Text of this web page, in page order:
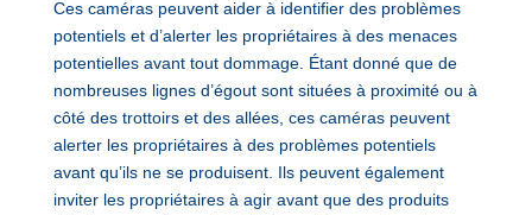
Ces caméras peuvent aider à identifier des problèmes
potentiels et d’alerter les propriétaires à des menaces
potentielles avant tout dommage. Étant donné que de
nombreuses lignes d’égout sont situées à proximité ou à
côté des trottoirs et des allées, ces caméras peuvent
alerter les propriétaires à des problèmes potentiels
avant qu’ils ne se produisent. Ils peuvent également
inviter les propriétaires à agir avant que des produits